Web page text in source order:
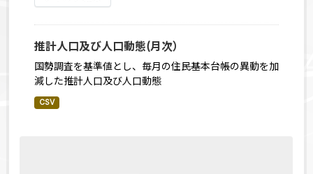
推計人口及び人口動態(月次）
国勢調査を基準値とし、毎月の住民基本台帳の異動を加
減した推計人口及び人口動態
CSV